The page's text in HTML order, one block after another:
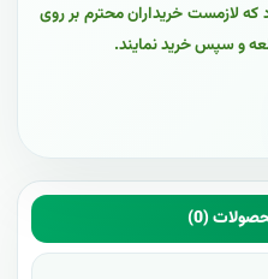
لازمست خریداران محترم بر روی
و سپس خرید نمایند.
(0)